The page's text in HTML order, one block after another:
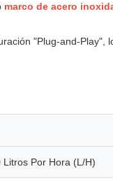
marco de acero
"Plug-and-
Litros Por Hora (L/H)